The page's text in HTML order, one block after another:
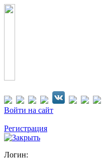
Войти на сайт
Регистрация
Логин: